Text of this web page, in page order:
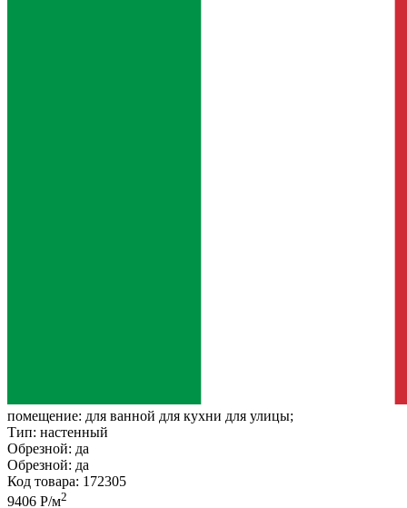
помещение: для ванной для кухни для улицы;
Тип: настенный
Обрезной: да
Обрезной: да
Код товара: 172305
9406 Р/м2